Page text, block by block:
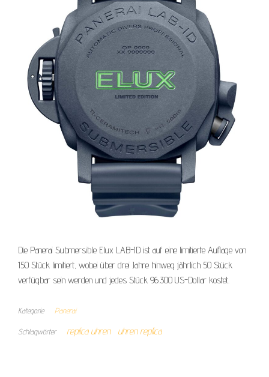
Die Panerai Submersible Elux LAB-ID ist auf eine limitierte Auflage von
150 Stück limitiert, wobei über drei Jahre hinweg jährlich 50 Stück
verfügbar sein werden und jedes Stück 96.300 US-Dollar kostet.
Kategorie Panerai
Schlagwörter replica uhren uhren replica